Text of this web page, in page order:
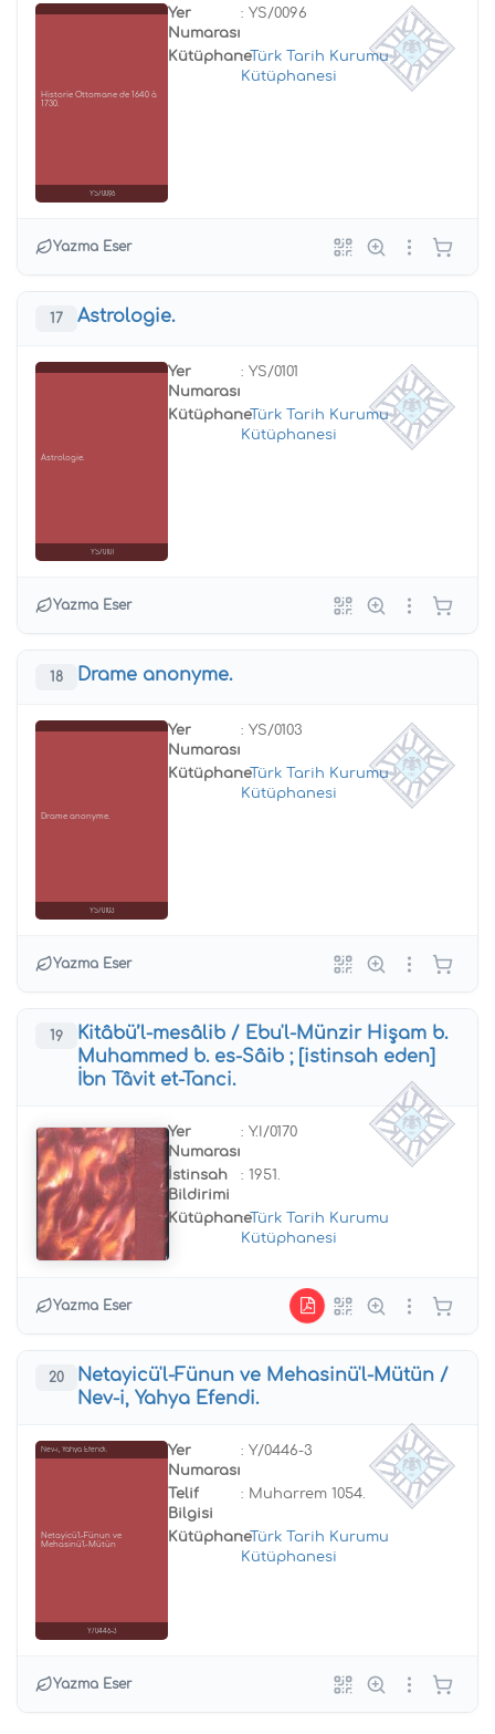
Historie Ottomane de 1640 à
1730.
YS/0096
Yer
Numarası
: YS/0096
Kütüphane
:Türk Tarih Kurumu
Kütüphanesi
Yazma Eser
17 Astrologie.
Astrologie.
YS/0101
Yer
Numarası
: YS/0101
Kütüphane
:Türk Tarih Kurumu
Kütüphanesi
Yazma Eser
18 Drame anonyme.
Drame anonyme.
YS/0103
Yer
Numarası
: YS/0103
Kütüphane
:Türk Tarih Kurumu
Kütüphanesi
Yazma Eser
19
Kitâbü’l-mesâlib / Ebu'l-Münzir Hişam b.
Muhammed b. es-Sâib ; [istinsah eden]
İbn Tâvit et-Tanci.
Yer
Numarası
: Y.I/0170
İstinsah
Bildirimi
: 1951.
Kütüphane
:Türk Tarih Kurumu
Kütüphanesi
Yazma Eser
20
Netayicü'l-Fünun ve Mehasinü'l-Mütün /
Nev-i, Yahya Efendi.
Nev-i, Yahya Efendi.
Netayicü'l-Fünun ve
Mehasinü'l-Mütün
Y/0446-3
Yer
Numarası
: Y/0446-3
Telif
Bilgisi
: Muharrem 1054.
Kütüphane
:Türk Tarih Kurumu
Kütüphanesi
Yazma Eser